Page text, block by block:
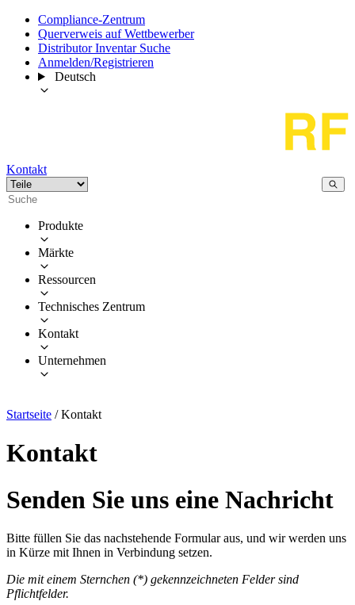
Compliance-Zentrum
Querverweis auf Wettbewerber
Distributor Inventar Suche
Anmelden/Registrieren
Deutsch
Kontakt
Produkte
Märkte
Ressourcen
Technisches Zentrum
Kontakt
Unternehmen
Startseite / Kontakt
Kontakt
Senden Sie uns eine Nachricht
Bitte füllen Sie das nachstehende Formular aus, und wir werden uns
in Kürze mit Ihnen in Verbindung setzen.
Die mit einem Sternchen (*) gekennzeichneten Felder sind
Pflichtfelder.